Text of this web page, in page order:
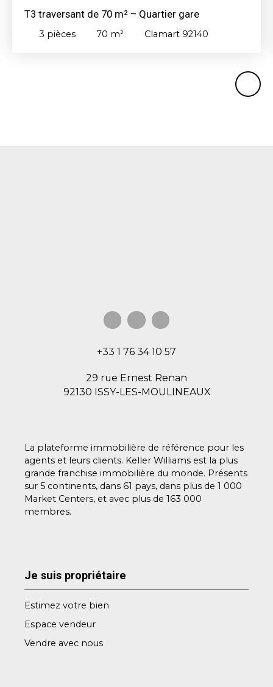
T3 traversant de 70 m² – Quartier gare
3 pièces 70 m² Clamart 92140
+33 1 76 34 10 57
29 rue Ernest Renan
92130 ISSY-LES-MOULINEAUX
La plateforme immobilière de référence pour les
agents et leurs clients. Keller Williams est la plus
grande franchise immobilière du monde. Présents
sur 5 continents, dans 61 pays, dans plus de 1 000
Market Centers, et avec plus de 163 000
membres.
Je suis propriétaire
Estimez votre bien
Espace vendeur
Vendre avec nous